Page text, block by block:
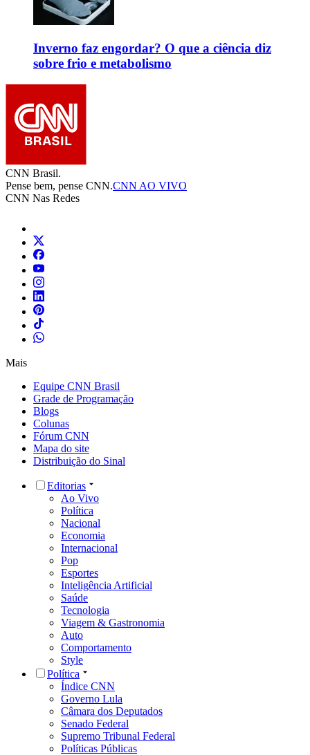
Inverno faz engordar? O que a ciência diz
sobre frio e metabolismo
CNN Brasil.
Pense bem, pense CNN.CNN AO VIVO
CNN Nas Redes
Mais
Equipe CNN Brasil
Grade de Programação
Blogs
Colunas
Fórum CNN
Mapa do site
Distribuição do Sinal
Editorias
Ao Vivo
Política
Nacional
Economia
Internacional
Pop
Esportes
Inteligência Artificial
Saúde
Tecnologia
Viagem & Gastronomia
Auto
Comportamento
Style
Política
Índice CNN
Governo Lula
Câmara dos Deputados
Senado Federal
Supremo Tribunal Federal
Políticas Públicas